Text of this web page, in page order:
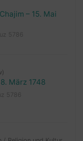
– 15. Mai
März 1748